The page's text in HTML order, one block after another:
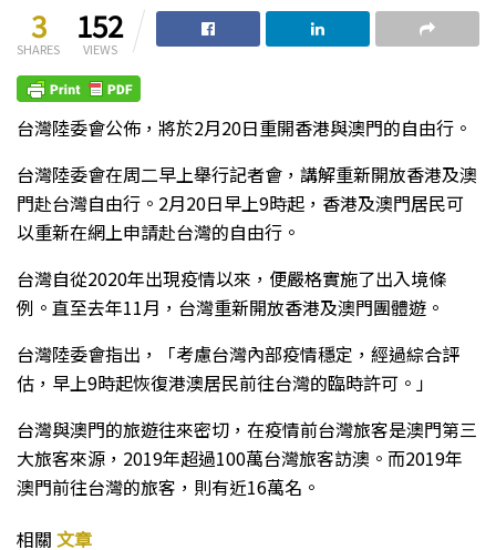
3
SHARES
152
VIEWS
台灣陸委會公佈，將於2月20日重開香港與澳門的自由行。
台灣陸委會在周二早上舉行記者會，講解重新開放香港及澳
門赴台灣自由行。2月20日早上9時起，香港及澳門居民可
以重新在網上申請赴台灣的自由行。
台灣自從2020年出現疫情以來，便嚴格實施了出入境條
例。直至去年11月，台灣重新開放香港及澳門團體遊。
台灣陸委會指出，「考慮台灣內部疫情穩定，經過綜合評
估，早上9時起恢復港澳居民前往台灣的臨時許可。」
台灣與澳門的旅遊往來密切，在疫情前台灣旅客是澳門第三
大旅客來源，2019年超過100萬台灣旅客訪澳。而2019年
澳門前往台灣的旅客，則有近16萬名。
相關 文章